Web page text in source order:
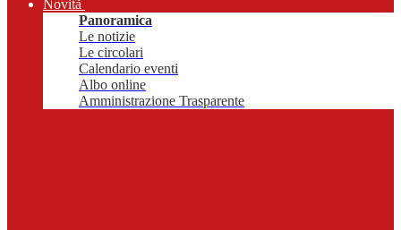
Novità
Panoramica
Le notizie
Le circolari
Calendario eventi
Albo online
Amministrazione Trasparente